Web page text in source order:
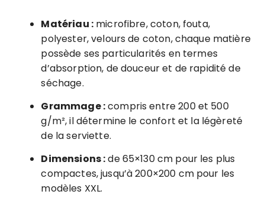
Matériau :microfibre, coton, fouta,
polyester, velours de coton, chaque matière
possède ses particularités en termes
d’absorption, de douceur et de rapidité de
séchage.
Grammage :compris entre 200 et 500
g/m², il détermine le confort et la légèreté
de la serviette.
Dimensions :de 65×130 cm pour les plus
compactes, jusqu’à 200×200 cm pour les
modèles XXL.